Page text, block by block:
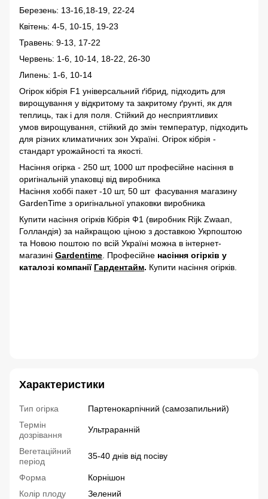
Березень: 13-16,18-19, 22-24
Квітень: 4-5, 10-15, 19-23
Травень: 9-13, 17-22
Червень: 1-6, 10-14, 18-22, 26-30
Липень: 1-6, 10-14
Огірок кібрія F1 універсальний ґібрид, підходить для
вирощування у відкритому та закритому ґрунті, як для
теплиць, так і для поля. Стійкий до несприятливих
умов вирощування, стійкий до змін температур, підходить
для різних климатичних зон Україні. Огірок кібрія -
стандарт урожайності та якості.
Насіння огірка - 250 шт, 1000 шт професійне насіння в
оригінальній упаковці від виробника
Насіння хоббі пакет -10 шт, 50 шт фасування магазину
GardenTime з оригінальної упаковки виробника
Купити насіння огірків Кібрія Ф1 (виробник Rijk Zwaan,
Голландія) за найкращою ціною з доставкою Укрпоштою
та Новою поштою по всій Україні можна в інтернет-
магазині Gardentime . Професійне насіння огірків у
каталозі компанії Гардентайм. Купити насіння огірків.
Характеристики
Тип огірка
Партенокарпічний (самозапильний)
Термін
дозрівання
Ультраранній
Вегетаційний
період
35-40 днів від посіву
Форма
Корнішон
Колір плоду
Зелений